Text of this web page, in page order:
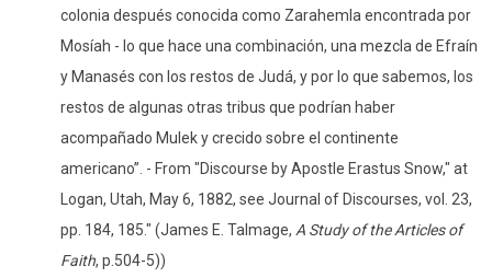
colonia después conocida como Zarahemla encontrada por
Mosíah - lo que hace una combinación, una mezcla de Efraín
y Manasés con los restos de Judá, y por lo que sabemos, los
restos de algunas otras tribus que podrían haber
acompañado Mulek y crecido sobre el continente
americano”. - From "Discourse by Apostle Erastus Snow," at
Logan, Utah, May 6, 1882, see Journal of Discourses, vol. 23,
pp. 184, 185."(James E. Talmage,A Study of the Articles of
Faith, p.504-5))